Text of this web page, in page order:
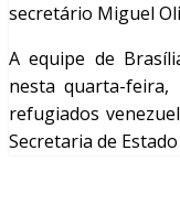
secretário Miguel
A equipe de
nesta quarta-
refugiados
Secretaria de